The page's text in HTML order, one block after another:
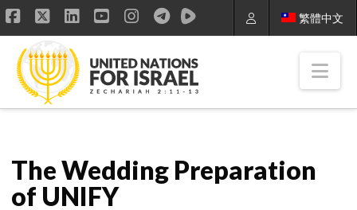
繁體中文
Facebook
X LinkedIn
YouTube
Instagram
The Wedding Preparation
of UNIFY